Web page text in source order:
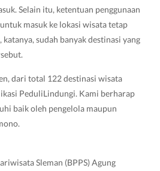
Selain itu, ketentuan penggunaan
masuk ke lokasi wisata tetap
sudah banyak destinasi yang
dari total 122 destinasi wisata
PeduliLindungi. Kami berharap
baik oleh pengelola maupun
Sleman (BPPS) Agung